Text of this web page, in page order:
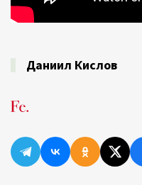
Даниил Кислов